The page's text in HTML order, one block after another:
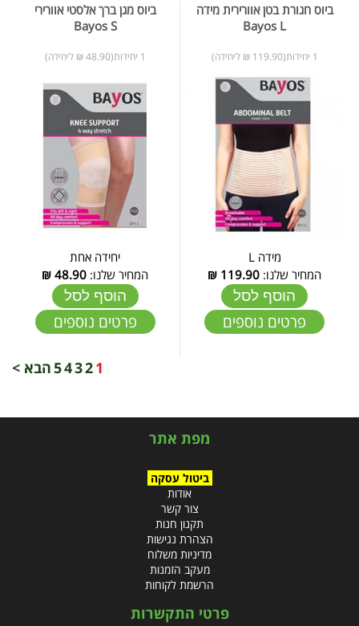
ביוס חגורת בטן אוורירית מידה
Bayos L
1 יחידות(119.90 ₪ ליחידה)
מידה L
המחיר שלנו: 119.90
₪
הוסף לסל
פרטים נוספים
ביוס מגן ברך אלסטי אוורירי
Bayos S
1 יחידות(48.90 ₪ ליחידה)
יחידה אחת
המחיר שלנו: 48.90
₪
הוסף לסל
פרטים נוספים
1
2
3
4
5הבא >
מפת אתר
ביטול עסקה
אודות
צור קשר
תקנון חנות
הצהרת נגישות
מדיניות משלוח
מעקב הזמנות
הרשמת לקוחות
פרטי התקשרות